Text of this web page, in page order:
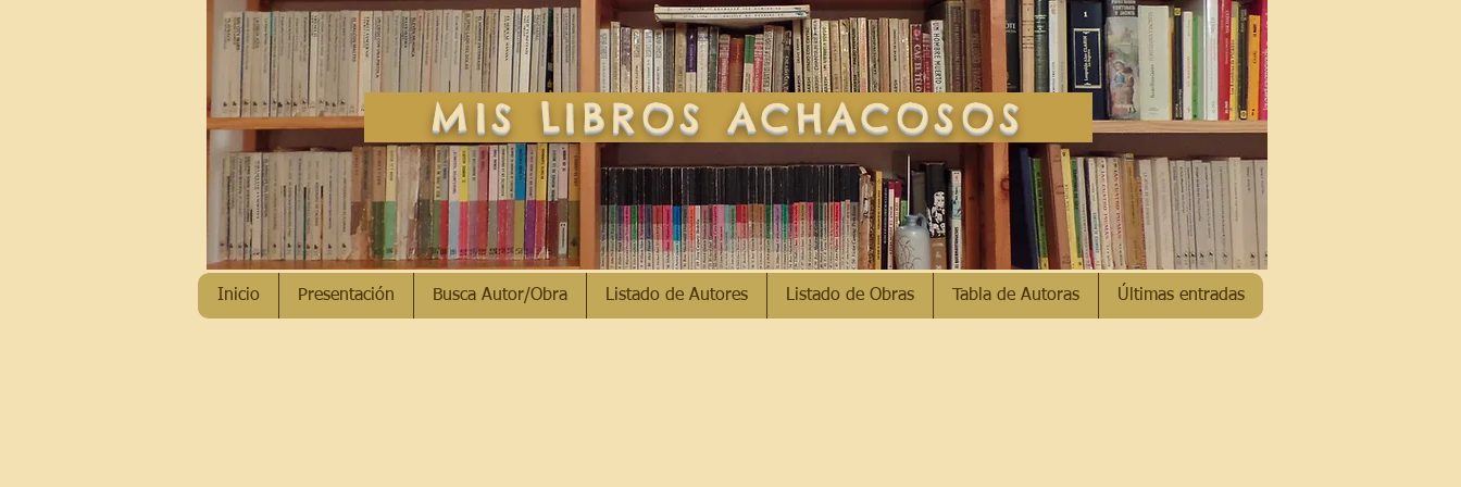
MIS LIBROS ACHACOSOS
Inicio Presentación Busca Autor/Obra Listado de Autores Listado de Obras Tabla de Autoras Últimas entradas